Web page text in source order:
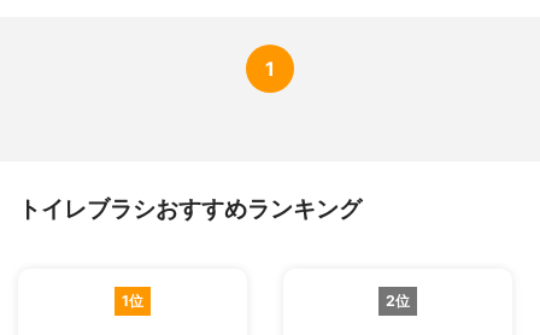
1
トイレブラシおすすめランキング
1位 2位